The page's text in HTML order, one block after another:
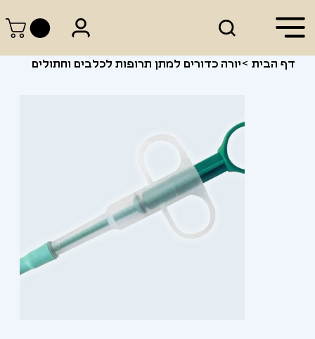
דף הבית >יורה כדורים למתן תרופות לכלבים וחתולים